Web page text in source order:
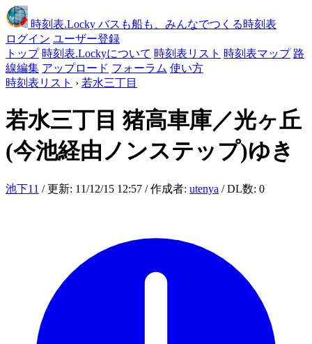
時刻表.Locky バスも船も、みんなでつくる時刻表
ログイン ユーザー登録
トップ 時刻表.Lockyについて 時刻表リスト 時刻表マップ 路
線編集 アップロード フォーラム 使い方
時刻表リスト › 若水三丁目
若水三丁目 猪高車庫／光ヶ丘
(今池経由ノンステップ)ゆき
池下11 / 更新: 11/12/15 12:57 / 作成者: utenya / DL数: 0